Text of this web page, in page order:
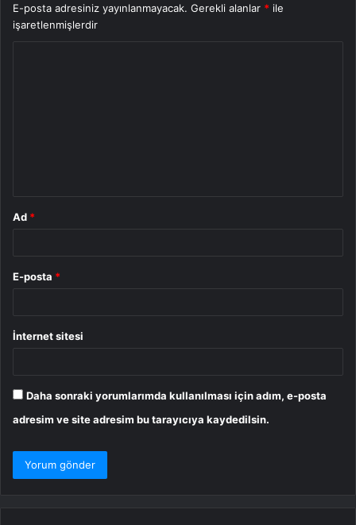
E-posta adresiniz yayınlanmayacak. Gerekli alanlar * ile
işaretlenmişlerdir
Ad *
E-posta *
İnternet sitesi
Daha sonraki yorumlarımda kullanılması için adım, e-posta
adresim ve site adresim bu tarayıcıya kaydedilsin.